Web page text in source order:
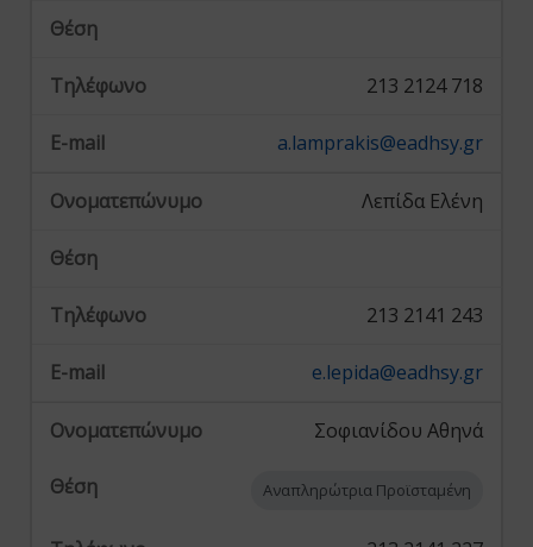
213 2124 718
a.lamprakis@eadhsy.gr
Λεπίδα Ελένη
213 2141 243
e.lepida@eadhsy.gr
Σοφιανίδου Αθηνά
Αναπληρώτρια Προϊσταμένη